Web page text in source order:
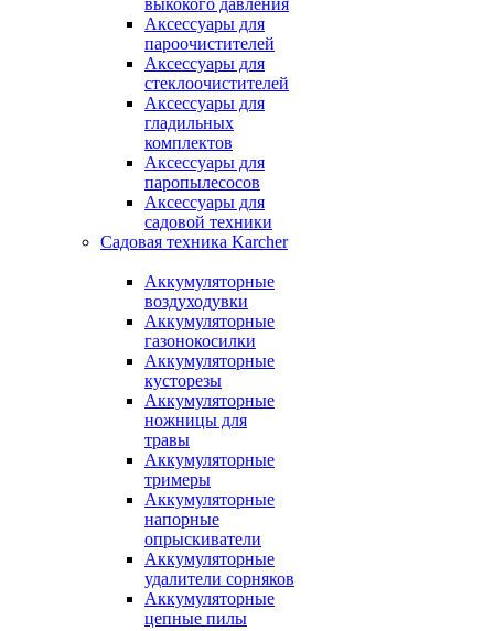
выкокого давления
Аксессуары для
пароочистителей
Аксессуары для
стеклоочистителей
Аксессуары для
гладильных
комплектов
Аксессуары для
паропылесосов
Аксессуары для
садовой техники
Садовая техника Karcher
Аккумуляторные
воздуходувки
Аккумуляторные
газонокосилки
Аккумуляторные
кусторезы
Аккумуляторные
ножницы для
травы
Аккумуляторные
тримеры
Аккумуляторные
напорные
опрыскиватели
Аккумуляторные
удалители сорняков
Аккумуляторные
цепные пилы